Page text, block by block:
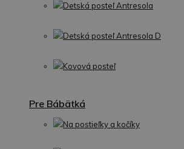
Detská posteľ Antresola
Detská posteľ Antresola D
Kovová posteľ
Pre Bábätká
Na postieľky a kočíky